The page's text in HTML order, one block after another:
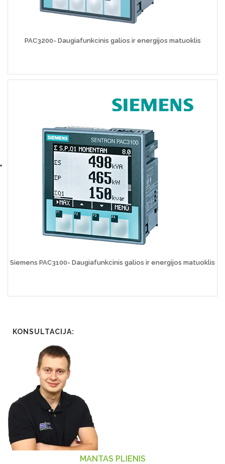
PAC3200- Daugiafunkcinis galios ir energijos matuoklis
Siemens PAC3100- Daugiafunkcinis galios ir energijos matuoklis
KONSULTACIJA:
MANTAS PLIENIS